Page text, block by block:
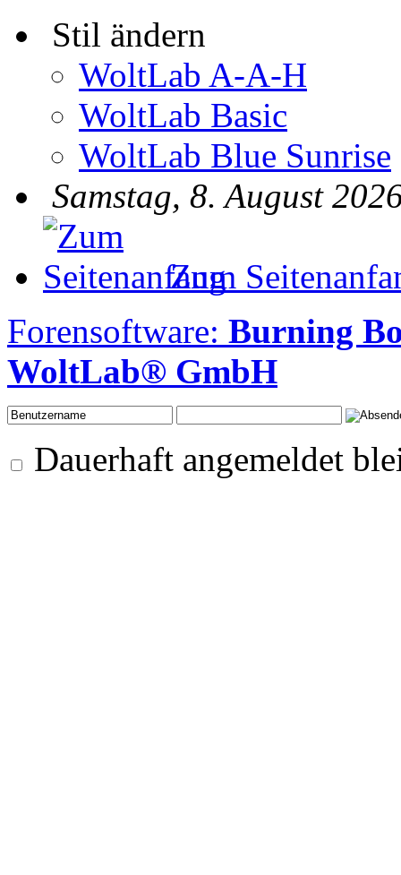
Stil ändern
WoltLab A-A-H
WoltLab Basic
WoltLab Blue Sunrise
Samstag, 8. August
Zum
Forensoftware: Burning
WoltLab® GmbH
Dauerhaft angemeldet